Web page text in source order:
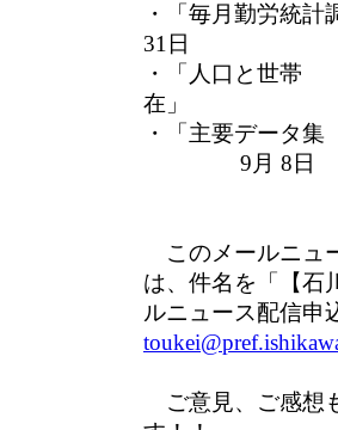
・「毎月勤労統
31日
・「人口と世
在」
・「主要
9月 8日
このメールニュ
は、件名を「【石
ルニュース配信申
ご意見、ご感想